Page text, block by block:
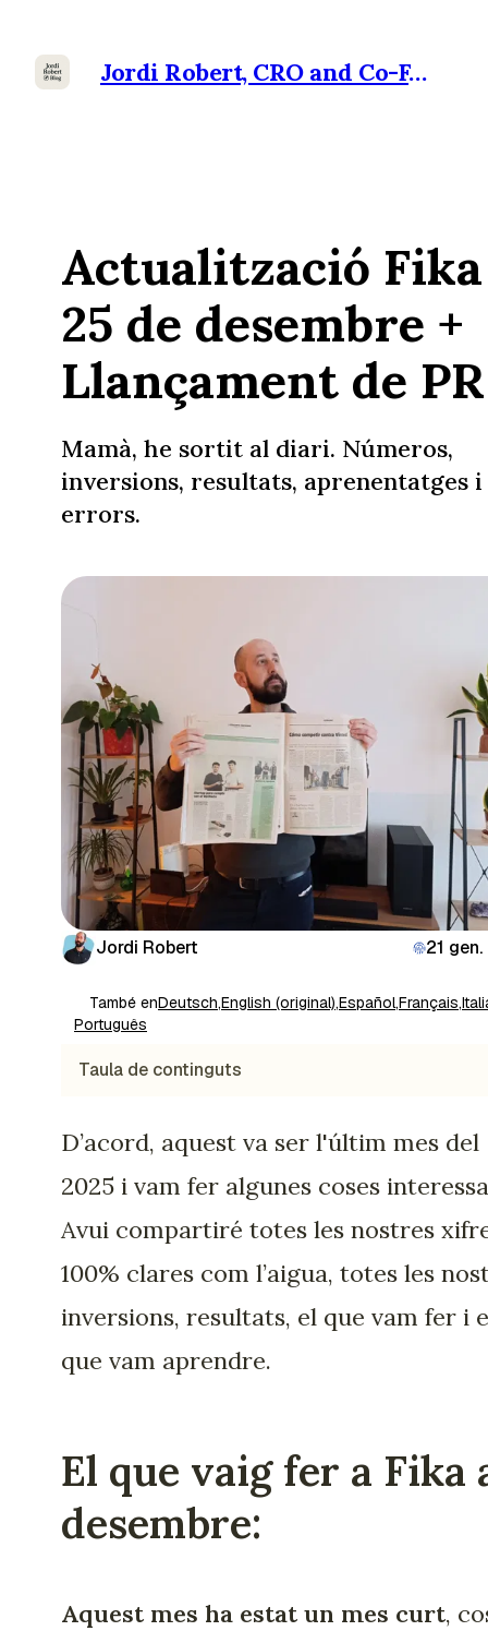
Jordi Robert, CRO and Co-Founder at Ramensoft
Actualització Fika
25 de desembre +
Llançament de PR
Mamà, he sortit al diari. Números,
inversions, resultats, aprenentatges i
errors.
Jordi Robert 21
També enDeutsch,English (original),Español,Français,
Português
Taula de continguts
D’acord, aquest va ser l'últim mes del
2025 i vam fer algunes coses
Avui compartiré totes les nostres
100% clares com l’aigua, totes les
inversions, resultats, el que vam fer i
que vam aprendre.
El que vaig fer a Fika
desembre:
Aquest mes ha estat un mes curt,